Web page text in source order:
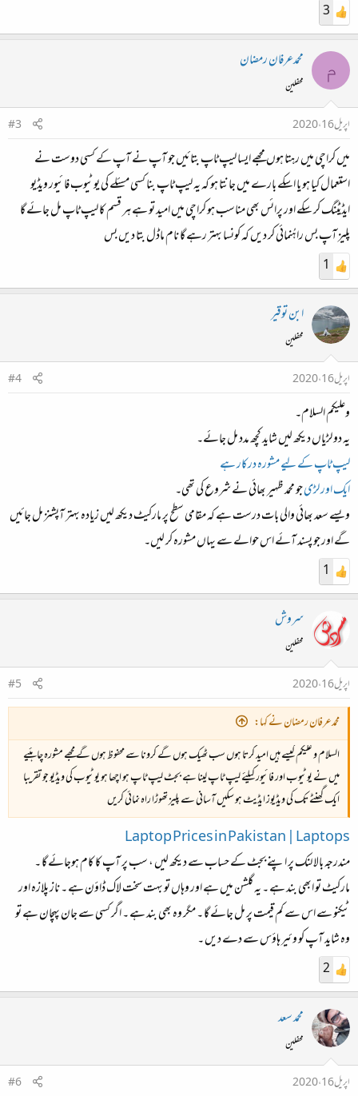
3
م محمدعرفان رمضان
محفلین
اپریل 16، 2020
#3
میں کراچی میں رہتا ہوں مجھے ایسا لیپ ٹاپ بتائیں جو آپ نے آپ کے کسی دوست نے
استعمال کیا ہو یا اسکے بارے میں جانتا ہو کہ یہ لیپ ٹاپ بنا کسی مسئلے کی یوٹیوب فائیور ویڈیو
ایڈیٹنگ کر سکے اور پرائس بھی مناسب ہو کراچی میں امید تو ہے ہر قسم کا لیپ ٹاپ مل جائے گا
پلیز آپ بس راہُنمائی کر دیں کہ کونسا بہتر رہے گا نام ماڈل بتا دیں بس
1
ابن توقیر
محفلین
اپریل 16، 2020
#4
وعلیکم السلام۔
یہ دو لڑیاں دیکھ لیں شاید کچھ مدد مل جائے۔
لیپ ٹاپ کے لیے مشورہ درکار ہے
ایک اور لڑیجو محمد ظہیر بھائی نے شروع کی تھی۔
ویسے سعد بھائی والی بات درست ہے کہ مقامی سطح پر مارکیٹ دیکھ لیں زیادہ بہتر آپشنز مل جائیں
گے اور جو پسند آئے اس حوالے سے یہاں مشورہ کر لیں۔
1
سروش
محفلین
اپریل 16، 2020
#5
محمدعرفان رمضان نے کہا:
السلام و علیکم کیسے ہیں امید کرتا ہوں سب ٹھیک ہوں گے کرونا سے محفوظ ہوں گے مجھے مشورہ چاہئیے
میں نے یوٹیوب اور فائیور کیلئے لیپ ٹاپ لینا ہے بجٹ لیپ ٹاپ ہو اچھا ہو یوٹیوب کی ویڈیو جو تقریبا
ایک گھنٹے تک کی ویڈیوز ایڈیٹ ہو سکیں آسانی سے پلیز تھوڑا راہ نمائی کریں
Laptop Prices in Pakistan | Laptops
مندرجہ بالا لنک پر اپنے بجٹ کے حساب سے دیکھ لیں ، سب پر آپ کا کام ہوجائے گا ۔
مارکیٹ تو ابھی بند ہے ۔ یہ گلشن میں ہے اور وہاں تو بہت سخت لاک ڈاؤن ہے ۔ ناز پلازہ اور
ٹیکنو سے اس سے کم قیمت پر مل جائے گا ۔ مگر وہ بھی بند ہے ۔ اگر کسی سے جان پہچان ہے تو
وہ شاید آپ کو وئیر ہاؤس سے دے دیں ۔
2
محمد سعد
محفلین
اپریل 16، 2020
#6